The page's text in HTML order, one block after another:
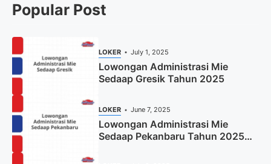
Popular Post
LOKER July 1, 2025
Lowongan Administrasi Mie
Sedaap Gresik Tahun 2025
LOKER June 7, 2025
Lowongan Administrasi Mie
Sedaap Pekanbaru Tahun 2025